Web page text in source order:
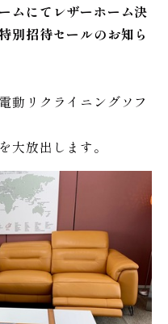
ムにてレザーホーム決
別招待セールのお知ら
動リクライニングソフ
大放出します。